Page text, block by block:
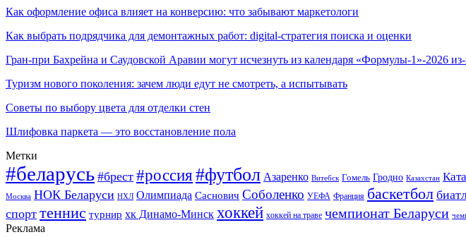
Как оформление офиса влияет на конверсию: что забывают маркетологи
Как выбрать подрядчика для демонтажных работ: digital-стратегия поиска и оценки
Гран-при Бахрейна и Саудовской Аравии могут исчезнуть из календаря «Формулы-1»-2026
Туризм нового поколения: зачем люди едут не смотреть, а испытывать
Советы по выбору цвета для отделки стен
Шлифовка паркета — это восстановление пола
Метки
#беларусь #брест #россия#футбол Азаренко Витебск Гомель Гродно Казахстан
Москва НОК Беларуси НХЛ Олимпиада Саснович Соболенко УЕФА Франция баскетбол
спорт теннис турнир хк Динамо-Минск хоккей хоккей на траве чемпионат Беларуси
Реклама